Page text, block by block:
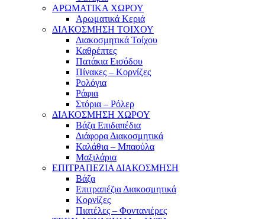
ΑΡΩΜΑΤΙΚΑ ΧΩΡΟΥ
Αρωματικά Κεριά
ΔΙΑΚΟΣΜΗΣΗ ΤΟΙΧΟΥ
Διακοσμητικά Τοίχου
Καθρέπτες
Πατάκια Εισόδου
Πίνακες – Κορνίζες
Ρολόγια
Ράφια
Στόρια – Ρόλερ
ΔΙΑΚΟΣΜΗΣΗ ΧΩΡΟΥ
Βάζα Επιδαπέδια
Διάφορα Διακοσμητικά
Καλάθια – Μπαούλα
Μαξιλάρια
ΕΠΙΤΡΑΠΕΖΙΑ ΔΙΑΚΟΣΜΗΣΗ
Βάζα
Επιτραπέζια Διακοσμητικά
Κορνίζες
Πιατέλες – Φοντανιέρες